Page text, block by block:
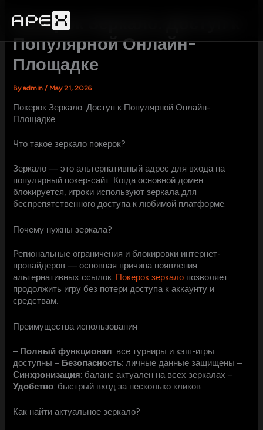
contentПокерок Зеркало: Доступ к
Популярной Онлайн-
Площадке
Byadmin/ May 21, 2026
Покерок Зеркало: Доступ к Популярной Онлайн-
Площадке
Что такое зеркало покерок?
Зеркало — это альтернативный адрес для входа на
популярный покер-сайт. Когда основной домен
блокируется, игроки используют зеркала для
беспрепятственного доступа к любимой платформе.
Почему нужны зеркала?
Региональные ограничения и блокировки интернет-
провайдеров — основная причина появления
альтернативных ссылок. Покерок зеркало позволяет
продолжить игру без потери доступа к аккаунту и
средствам.
Преимущества использования
– Полный функционал: все турниры и кэш-игры
доступны – Безопасность: личные данные защищены –
Синхронизация: баланс актуален на всех зеркалах –
Удобство: быстрый вход за несколько кликов
Как найти актуальное зеркало?